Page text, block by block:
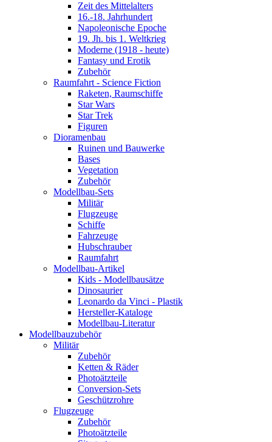
Zeit des Mittelalters
16.-18. Jahrhundert
Napoleonische Epoche
19. Jh. bis 1. Weltkrieg
Moderne (1918 - heute)
Fantasy und Erotik
Zubehör
Raumfahrt - Science Fiction
Raketen, Raumschiffe
Star Wars
Star Trek
Figuren
Dioramenbau
Ruinen und Bauwerke
Bases
Vegetation
Zubehör
Modellbau-Sets
Militär
Flugzeuge
Schiffe
Fahrzeuge
Hubschrauber
Raumfahrt
Modellbau-Artikel
Kids - Modellbausätze
Dinosaurier
Leonardo da Vinci - Plastik
Hersteller-Kataloge
Modellbau-Literatur
Modellbauzubehör
Militär
Zubehör
Ketten & Räder
Photoätzteile
Conversion-Sets
Geschützrohre
Flugzeuge
Zubehör
Photoätzteile